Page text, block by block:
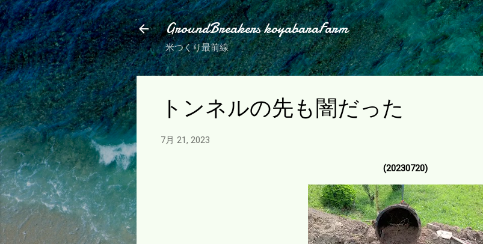
スキップしてメイン コンテンツに移動
GroundBreakers koyabaraFarm
米つくり最前線
トンネルの先も闇だった
7月 21, 2023
(20230720)